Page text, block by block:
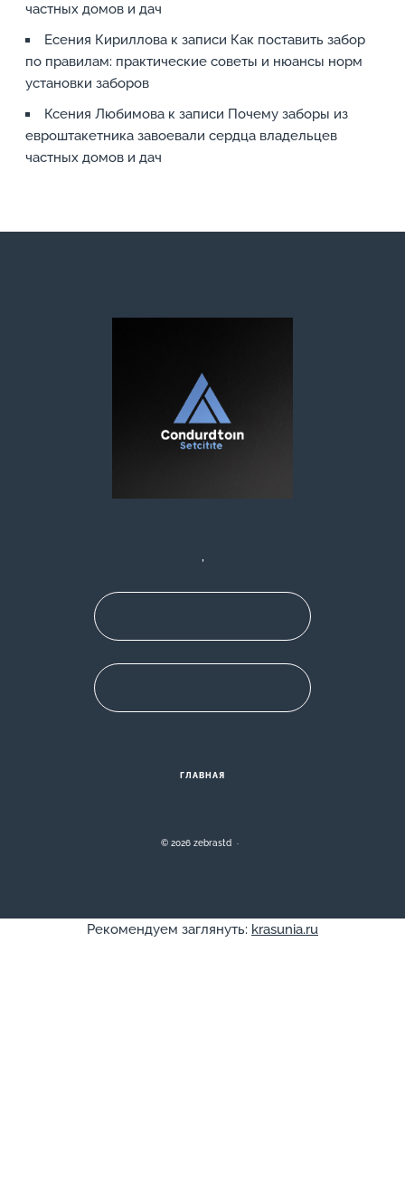
частных домов и дач
Есения Кириллова к записи Как поставить забор
по правилам: практические советы и нюансы норм
установки заборов
Ксения Любимова к записи Почему заборы из
евроштакетника завоевали сердца владельцев
частных домов и дач
,
ГЛАВНАЯ
© 2026 zebrastd ·
Рекомендуем заглянуть: krasunia.ru